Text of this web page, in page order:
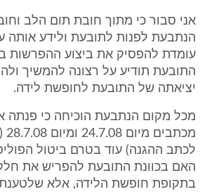
אני סבור כי מתוך חובת תום הלב
הנתבעת לפנות לתובעת ולידע אותה
עומדת להפסיק את ביצוע ההפרשות
התובעת תודיע על רצונה להמשיך
יציאתה של התובעת לחופשת לידה.
מכל מקום הנתבעת הוכיחה כי פנתה
לכתב ההגנה) עוד בטרם ביטול
האם בכוונת התובעת להפריש את
בתקופת חופשת הלידה, אלא